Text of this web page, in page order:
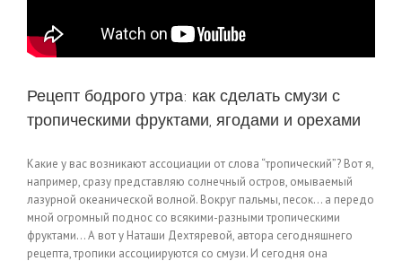
Рецепт бодрого утра: как сделать смузи с
тропическими фруктами, ягодами и орехами
Какие у вас возникают ассоциации от слова “тропический”? Вот я,
например, сразу представляю солнечный остров, омываемый
лазурной океанической волной. Вокруг пальмы, песок… а передо
мной огромный поднос со всякими-разными тропическими
фруктами… А вот у Наташи Дехтяревой, автора сегодняшнего
рецепта, тропики ассоциируются со смузи. И сегодня она